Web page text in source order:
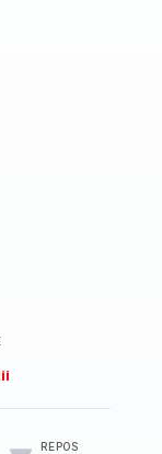
REPOS